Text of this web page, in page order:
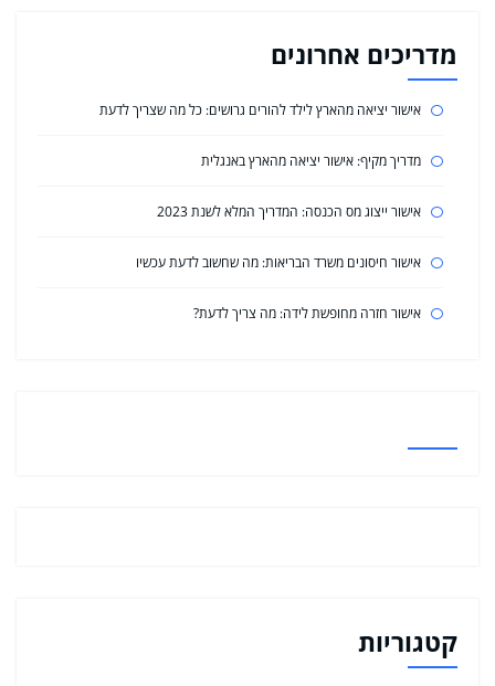
מדריכים אחרונים
אישור יציאה מהארץ לילד להורים גרושים: כל מה שצריך לדעת
מדריך מקיף: אישור יציאה מהארץ באנגלית
אישור ייצוג מס הכנסה: המדריך המלא לשנת 2023
אישור חיסונים משרד הבריאות: מה שחשוב לדעת עכשיו
אישור חזרה מחופשת לידה: מה צריך לדעת?
קטגוריות